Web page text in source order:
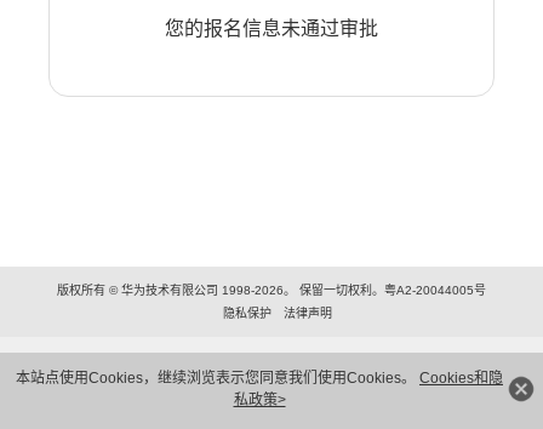
本站点使用Cookies，继续浏览表示您同意我们使用Cookies。 Cookies和隐
私政策>
您的报名信息未通过审批
版权所有 © 华为技术有限公司 1998-2026。 保留一切权利。粤A2-20044005号
隐私保护
法律声明